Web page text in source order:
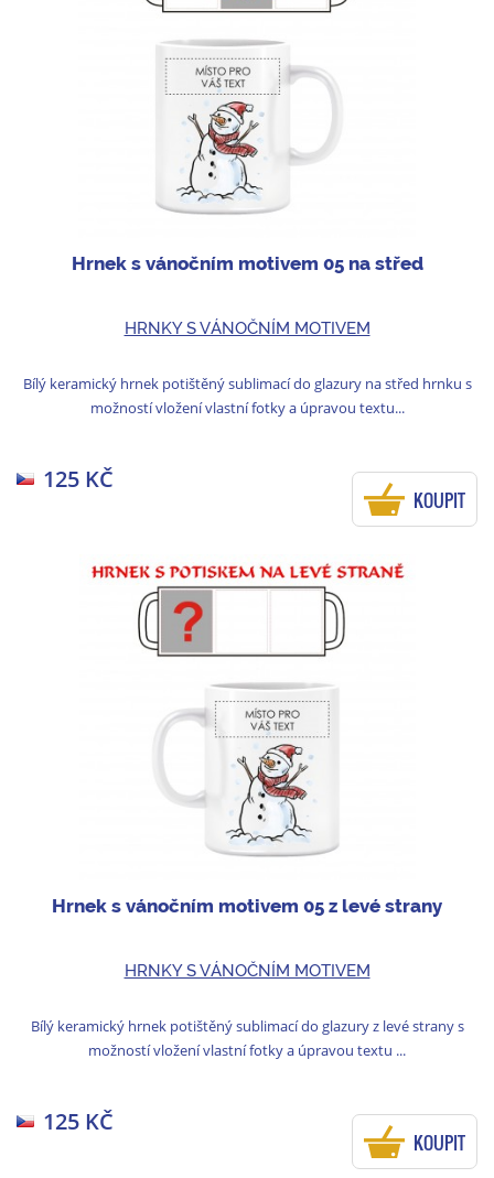
Hrnek s vánočním motivem 05 na střed
HRNKY S VÁNOČNÍM MOTIVEM
Bílý keramický hrnek potištěný sublimací do glazury na střed hrnku s
možností vložení vlastní fotky a úpravou textu...
125 KČ
KOUPIT
Hrnek s vánočním motivem 05 z levé strany
HRNKY S VÁNOČNÍM MOTIVEM
Bílý keramický hrnek potištěný sublimací do glazury z levé strany s
možností vložení vlastní fotky a úpravou textu ...
125 KČ
KOUPIT